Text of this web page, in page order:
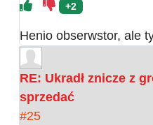
+2
Henio obserwstor, ale
RE: Ukradł znicze z
sprzedać
#25